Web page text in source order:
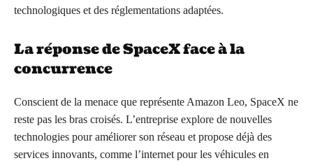
technologiques et des réglementations adaptées.
La réponse de SpaceX face à la
concurrence
Conscient de la menace que représente Amazon Leo, SpaceX ne
reste pas les bras croisés. L’entreprise explore de nouvelles
technologies pour améliorer son réseau et propose déjà des
services innovants, comme l’internet pour les véhicules en